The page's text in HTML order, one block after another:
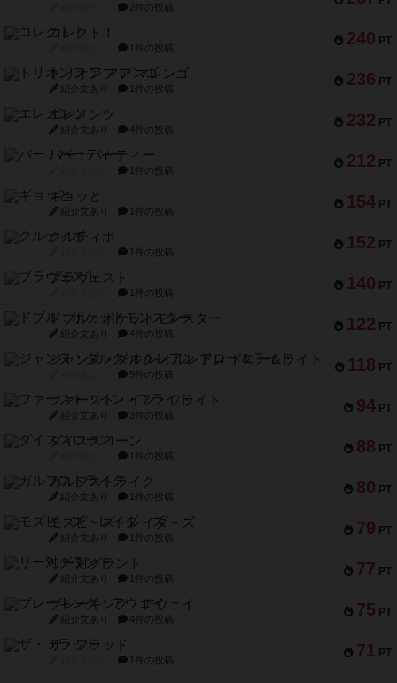
2件の投稿
240 PT
コレクト！
1件の投稿
236 PT
トリオンフ ア マレンゴ
紹介文あり 1件の投稿
232 PT
エレメンツ
紹介文あり 4件の投稿
212 PT
バー！パーティー
1件の投稿
154 PT
ギョッと
紹介文あり 1件の投稿
152 PT
クルティボ
1件の投稿
140 PT
ブラヴェスト
1件の投稿
122 PT
ドブル：ポケットモンスター
紹介文あり 4件の投稿
118 PT
ジャンヌ・ダルク-オルレアン ドロー＆ライト
5件の投稿
94 PT
ファースト・イン・フライト
紹介文あり 3件の投稿
88 PT
ダイススローン
1件の投稿
80 PT
ガルフストライク
紹介文あり 1件の投稿
79 PT
モズビ－ズ・レイダ－ズ
紹介文あり 1件の投稿
77 PT
リー対グラント
紹介文あり 1件の投稿
75 PT
ブレーキング・アウェイ
紹介文あり 4件の投稿
71 PT
ザ・フラッド
1件の投稿